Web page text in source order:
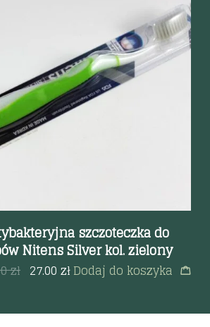
Szybki podgląd
szczoteczka do
Nitens Silver kol. zielony
zł 27.00 złDodaj do koszyka